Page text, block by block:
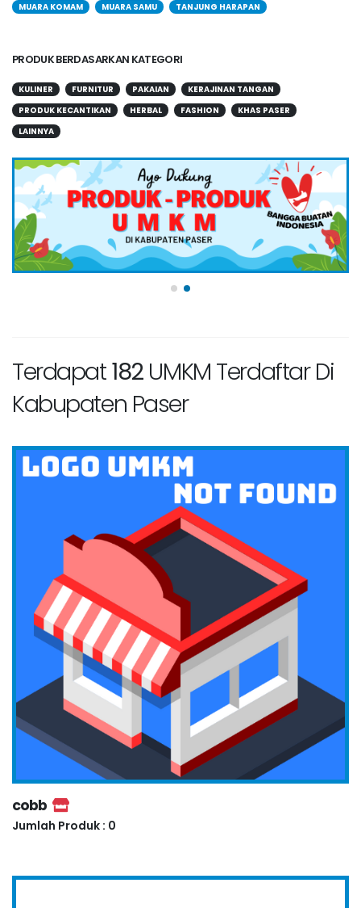
MUARA KOMAM
MUARA SAMU TANJUNG HARAPAN
PRODUK BERDASARKAN KATEGORI
KULINER FURNITUR PAKAIAN
KERAJINAN TANGAN
PRODUK KECANTIKAN
HERBAL FASHION
KHAS PASER
LAINNYA
Terdapat182UMKM Terdaftar Di
Kabupaten Paser
cobb
Jumlah Produk : 0